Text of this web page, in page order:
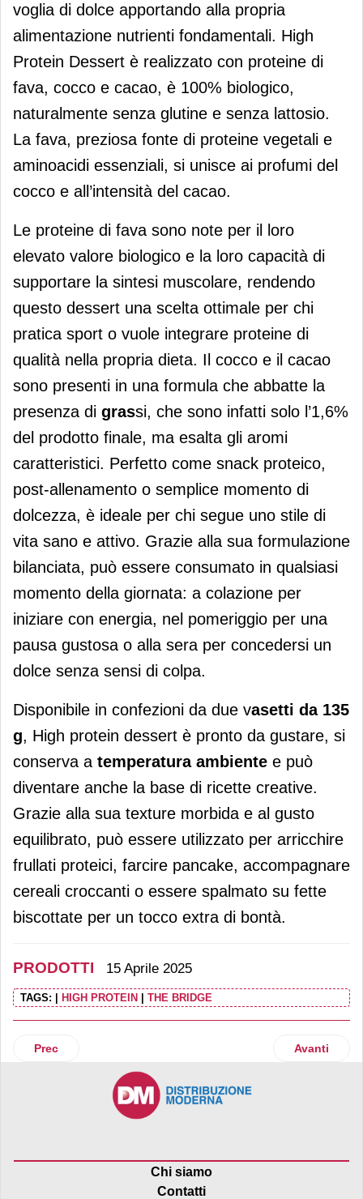
voglia di dolce apportando alla propria
alimentazione nutrienti fondamentali. High
Protein Dessert è realizzato con proteine di
fava, cocco e cacao, è 100% biologico,
naturalmente senza glutine e senza lattosio.
La fava, preziosa fonte di proteine vegetali e
aminoacidi essenziali, si unisce ai profumi del
cocco e all’intensità del cacao.
Le proteine di fava sono note per il loro
elevato valore biologico e la loro capacità di
supportare la sintesi muscolare, rendendo
questo dessert una scelta ottimale per chi
pratica sport o vuole integrare proteine di
qualità nella propria dieta. Il cocco e il cacao
sono presenti in una formula che abbatte la
presenza di grassi, che sono infatti solo l’1,6%
del prodotto finale, ma esalta gli aromi
caratteristici. Perfetto come snack proteico,
post-allenamento o semplice momento di
dolcezza, è ideale per chi segue uno stile di
vita sano e attivo. Grazie alla sua formulazione
bilanciata, può essere consumato in qualsiasi
momento della giornata: a colazione per
iniziare con energia, nel pomeriggio per una
pausa gustosa o alla sera per concedersi un
dolce senza sensi di colpa.
Disponibile in confezioni da due vasetti da 135
g, High protein dessert è pronto da gustare, si
conserva a temperatura ambiente e può
diventare anche la base di ricette creative.
Grazie alla sua texture morbida e al gusto
equilibrato, può essere utilizzato per arricchire
frullati proteici, farcire pancake, accompagnare
cereali croccanti o essere spalmato su fette
biscottate per un tocco extra di bontà.
PRODOTTI 15 Aprile 2025
TAGS: HIGH PROTEIN THE BRIDGE
Articolo precedente: Frascheri porta il latte di bufala in Gdo
Prec Articolo
Avanti
Chi siamo
Contatti